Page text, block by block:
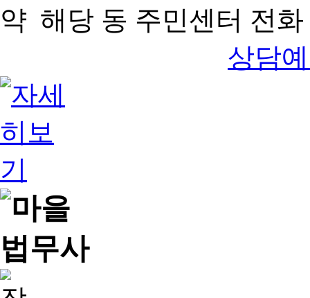
해당 동 주민센터 전
상담